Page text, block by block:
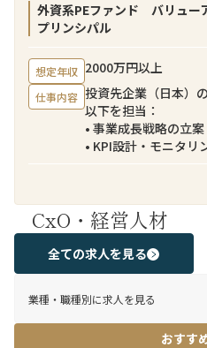
外資系PEファンド バリュ
プリンシパル
想定年収 2000万円以上
仕事内容 投資先企業（日本）
以下を担当：
• 事業成長戦略の立
• KPI設計・モニタリ
• 組織・オペレーシ
• ファンドへのレポ
ン
CxO・経営人材
全ての求人を見る
業種・職種別に求人を見る
おすす